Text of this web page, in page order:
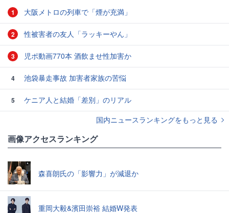
1 大阪メトロの列車で「煙が充満」
2 性被害者の友人「ラッキーやん」
3 児ポ動画770本 酒飲ませ性加害か
4 池袋暴走事故 加害者家族の苦悩
5
ケニア人と結婚「差別」のリアル
国内ニュースランキングをもっと見る
画像アクセスランキング
森喜朗氏の「影響力」が減退か
重岡大毅&濱田崇裕 結婚W発表